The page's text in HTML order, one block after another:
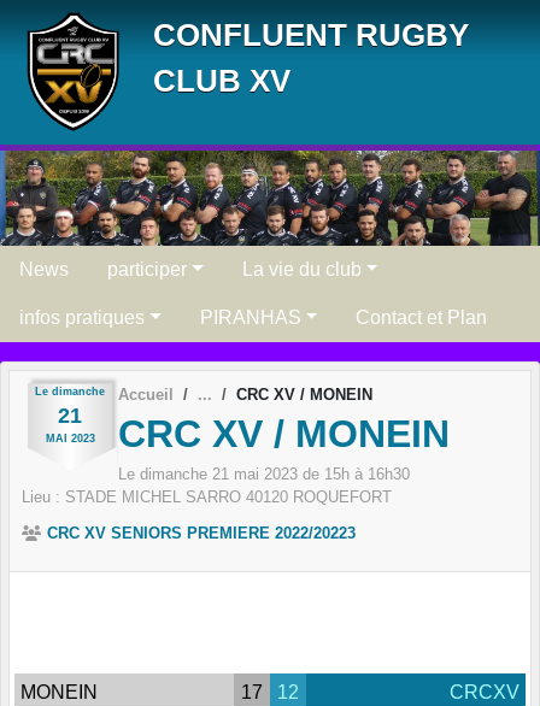
CONFLUENT RUGBY
CLUB XV
News participer La vie du club
infos pratiques PIRANHAS Contact et Plan
Le dimanche
21
MAI 2023
Accueil CRC XV / MONEIN
CRC XV / MONEIN
Le dimanche 21 mai 2023 de 15h à 16h30
Lieu : STADE MICHEL SARRO 40120 ROQUEFORT
CRC XV SENIORS PREMIERE 2022/20223
MONEIN 17 12 CRCXV
Panneau de gestion des cookies